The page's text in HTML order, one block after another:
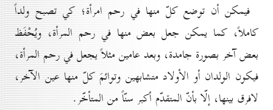
فيمكن أن توضع كلّ منها في رحم امرأة؛ كي تصبح ولداً
كاملاً، كما يمكن جعل بعض منها في رحم المرأة، ويُحْفَظ
بعض آخر بصورة جامدة، وبعد عامين مثلاً يجعل في رحم المرأة،
فيكون الولدان أو الأولاد متشابهين وتوائمَ كلّ منها عين الآخر،
لافرق بينها، إلّا بأنّ المتقدّم أكبر سنّاً من المتأخّر.